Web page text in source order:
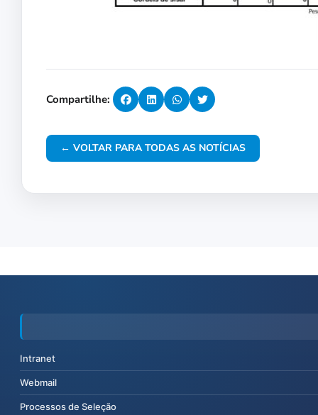
Compartilhe:
← VOLTAR PARA TODAS AS NOTÍCIAS
Intranet
Webmail
Processos de Seleção